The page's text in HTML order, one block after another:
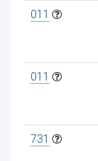
011
011
731